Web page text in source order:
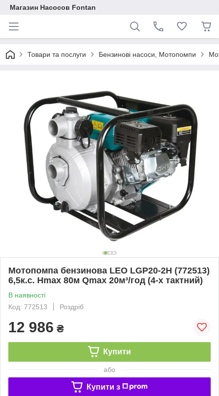
Магазин Насосов Fontan
Товари та послуги Бензинові насоси, Мотопомпи
Мотопомпа бензинова LEO LGP20-2H (772513)
6,5к.с. Hmax 80м Qmax 20м³/год (4-х тактний)
В наявності
Код: 772513
Роздріб
12 986 ₴
Купити
або
Купити з